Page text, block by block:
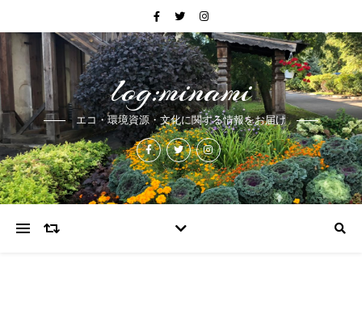
log:minami
エコ・環境資源・文化に関する情報をお届け